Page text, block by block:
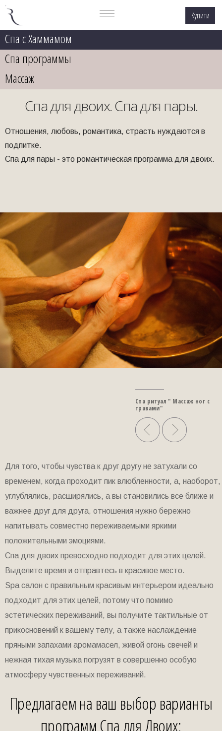
Купити
Спа с Хаммамом
Спа программы
Массаж
Спа для двоих. Спа для пары.
Отношения, любовь, романтика, страсть нуждаются в
подпитке.
Спа для пары - это романтическая программа для двоих.
Спа ритуал " Массаж ног с
травами"
Для того, чтобы чувства к друг другу не затухали со
временем, когда проходит пик влюбленности, а, наоборот,
углублялись, расширялись, а вы становились все ближе и
важнее друг для друга, отношения нужно бережно
напитывать совместно переживаемыми яркими
положительными эмоциями.
Спа для двоих превосходно подходит для этих целей.
Выделите время и отправтесь в красивое место.
Spa салон с правильным красивым интерьером идеально
подходит для этих целей, потому что помимо
эстетических переживаний, вы получите тактильные от
прикосновений к вашему телу, а также наслаждение
пряными запахами аромамасел, живой огонь свечей и
нежная тихая музыка погрузят в совершенно особую
атмосферу чувственных переживаний.
Предлагаем на ваш выбор варианты
программ Спа для Двоих: